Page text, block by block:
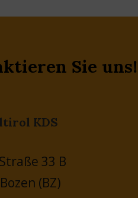
Sie uns!
KDS
33 B
(BZ)